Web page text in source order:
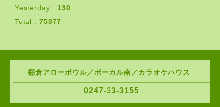
Yesterday : 130
Total : 75377
棚倉アローボウル／ボーカル南／カラオケハウス
0247-33-3155